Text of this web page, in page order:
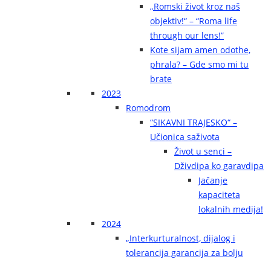
„Romski život kroz naš
objektiv!“ – “Roma life
through our lens!”
Kote sijam amen odothe,
phrala? – Gde smo mi tu
brate
2023
Romodrom
“SIKAVNI TRAJESKO“ –
Učionica saživota
Život u senci –
Dživdipa ko garavdipa
Jačanje
kapaciteta
lokalnih medija!
2024
„Interkurturalnost, dijalog i
tolerancija garancija za bolju